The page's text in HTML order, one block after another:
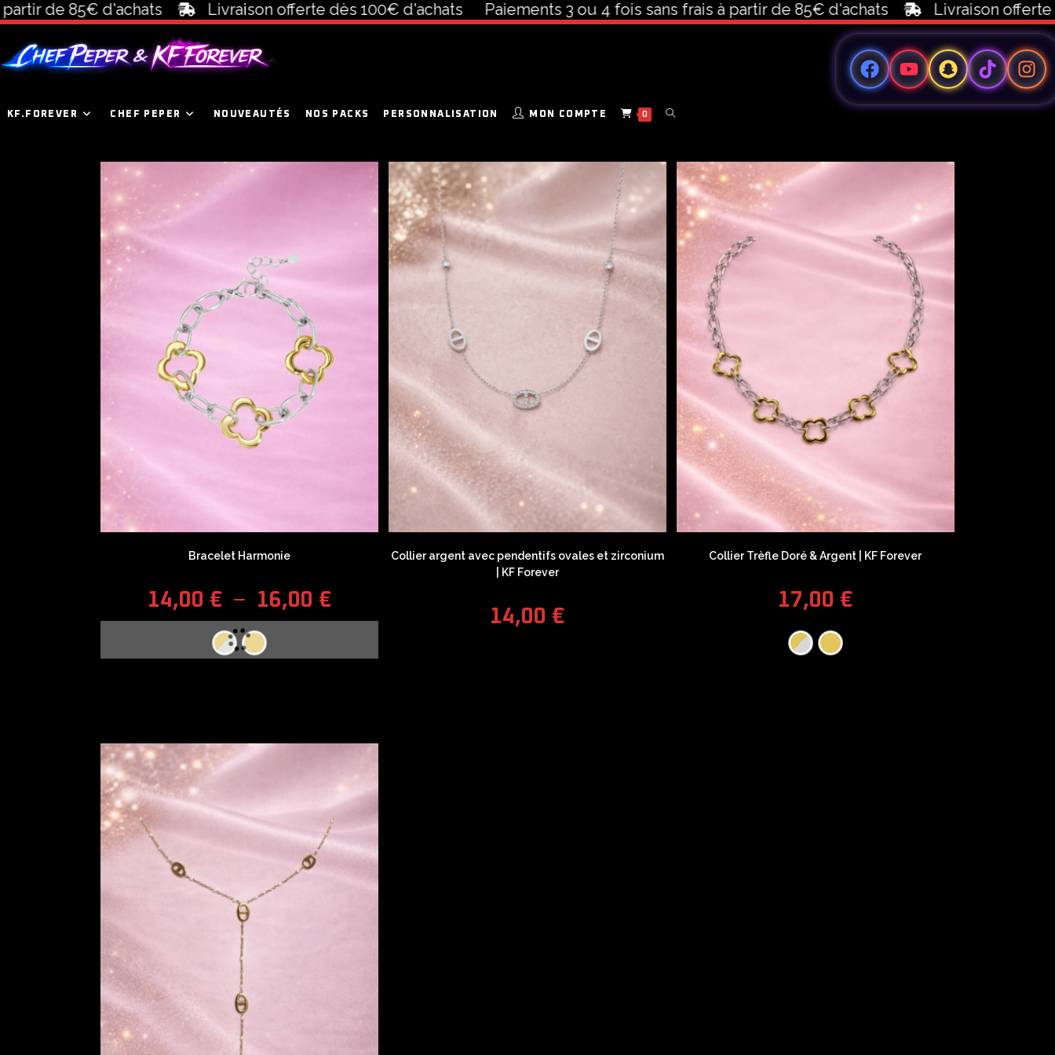
de 85€ d'achats Livraison offerte dès 100€ d'achats Paiements 3 ou 4 fois sans frais à partir de 85€ d'achats Livraison offerte
KF.FOREVER CHEF PEPER NOUVEAUTÉS NOS PACKS PERSONNALISATION MON COMPTE 0
Bracelet Harmonie
14,00 € – 16,00 €
Collier argent avec pendentifs ovales et zirconium
| KF Forever
14,00 €
Collier Trèfle Doré & Argent | KF Forever
17,00 €